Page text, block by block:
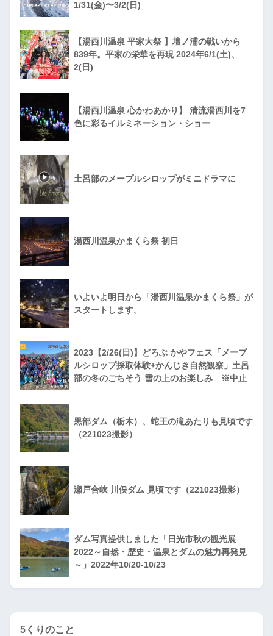
1/31(金)〜3/2(日)
【湯西川温泉 平家大祭 】壇ノ浦の戦いから
839年。平家の栄華を再現 2024年6/1(土)、
2(日)
【湯西川温泉 心かわあかり】 清流湯西川を7
色に彩るイルミネーション・ショー
土呂部のメープルシロップがミニドラマに
湯西川温泉かまくら祭 初日
いよいよ明日から「湯西川温泉かまくら祭」が
スタートします。
2023【2/26(日)】どろぶ かやフェス「メープ
ルシロップ採取体験+かんじき自然観察」土呂
部の冬のごちそう 雪の上のお楽しみ ※中止
黒部ダム（栃木）、蛇王の滝あたりも見頃です
（221023撮影）
瀬戸合峡 川俣ダム 見頃です（221023撮影）
ダム写真提供しました「日光市秋の観光展
2022～自然・歴史・温泉とダムの魅力再発見
～」2022年10/20-10/23
5くりのこと